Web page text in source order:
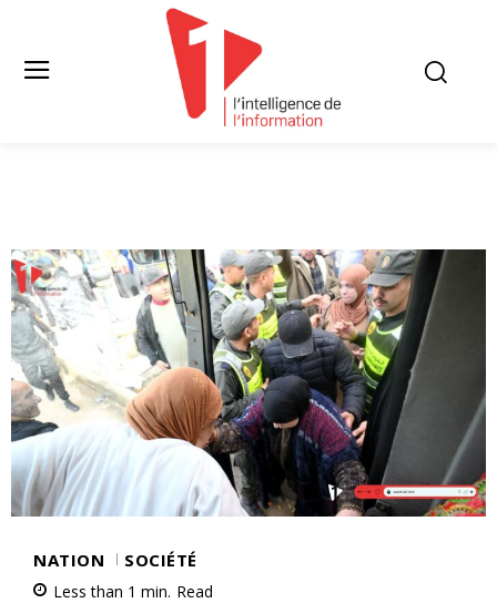
NATION SOCIÉTÉ
Less than 1 min. Read